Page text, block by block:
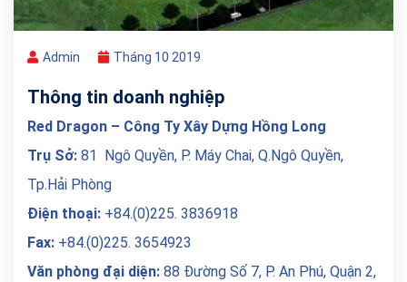
Admin Tháng 10 2019
Thông tin doanh nghiệp
Red Dragon – Công Ty Xây Dựng Hồng Long
Trụ Sở: 81 Ngô Quyền, P. Máy Chai, Q.Ngô Quyền,
Tp.Hải Phòng
Điện thoại: +84.(0)225. 3836918
Fax: +84.(0)225. 3654923
Văn phòng đại diện: 88 Đường Số 7, P. An Phú, Quận 2,